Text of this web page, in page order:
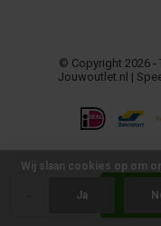
+
© Copyright 2026 -
Jouwoutlet.nl |
Wij slaan cookies op om
Ja